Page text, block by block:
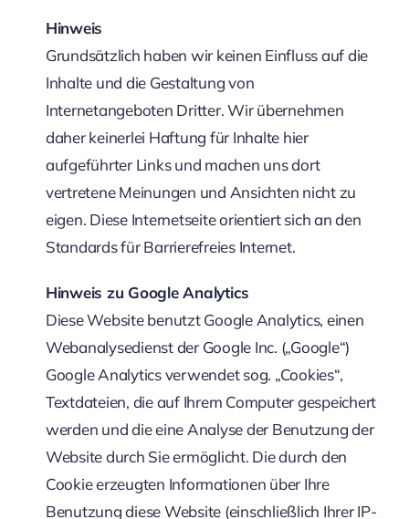
Hinweis
Grundsätzlich haben wir keinen Einfluss auf die
Inhalte und die Gestaltung von
Internetangeboten Dritter. Wir übernehmen
daher keinerlei Haftung für Inhalte hier
aufgeführter Links und machen uns dort
vertretene Meinungen und Ansichten nicht zu
eigen. Diese Internetseite orientiert sich an den
Standards für Barrierefreies Internet.
Hinweis zu Google Analytics
Diese Website benutzt Google Analytics, einen
Webanalysedienst der Google Inc. („Google“)
Google Analytics verwendet sog. „Cookies“,
Textdateien, die auf Ihrem Computer gespeichert
werden und die eine Analyse der Benutzung der
Website durch Sie ermöglicht. Die durch den
Cookie erzeugten Informationen über Ihre
Benutzung diese Website (einschließlich Ihrer IP-